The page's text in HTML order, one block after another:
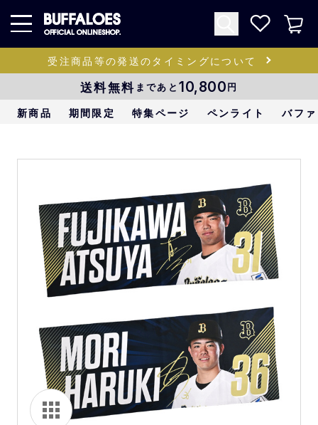
受注商品等の発送のタイミングについて
送料無料 まであと 10,800円
新商品 期間限定 特集ページ ペンライト バフ